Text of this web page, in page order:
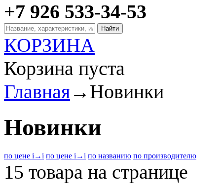
+7 926 533-34-53
КОРЗИНА
Корзина пуста
Главная→ Новинки
Новинки
по цене i →i по цене i →i по названию по производителю
15 товара на странице